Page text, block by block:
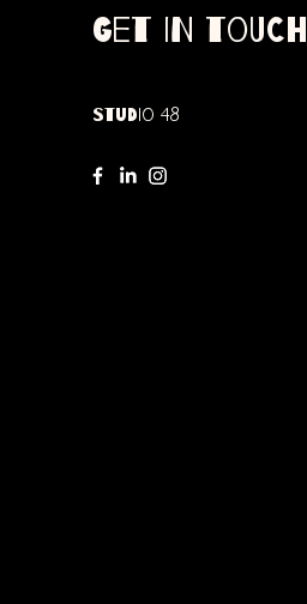
Get in Touch
Studio 48